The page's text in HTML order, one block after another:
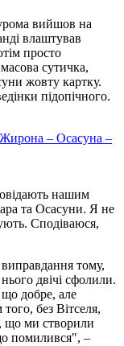
вийшов на
влаштував
просто
сутичка,
жовту картку.
підопічного.
Жирона – Осасуна –
нашим
та Осасуни. Я не
Сподіваюся,
тому,
двічі сфолили.
що добре, але
без Вітселя,
що ми створили
помилився", –